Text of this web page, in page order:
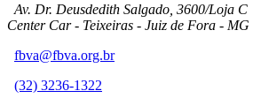
Av. Dr. Deusdedith Salgado, 3600/Loja C
Center Car - Teixeiras - Juiz de Fora -
fbva@fbva.org.br
(32) 3236-1322